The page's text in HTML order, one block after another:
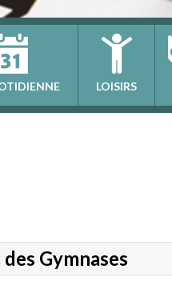
LOISIRS
Gymnases